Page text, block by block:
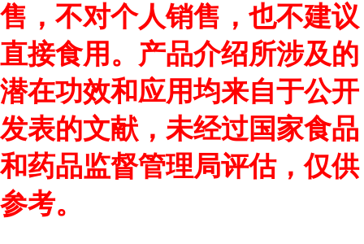
售，不对个人销售，也不建议
直接食用。产品介绍所涉及的
潜在功效和应用均来自于公开
发表的文献，未经过国家食品
和药品监督管理局评估，仅供
参考。